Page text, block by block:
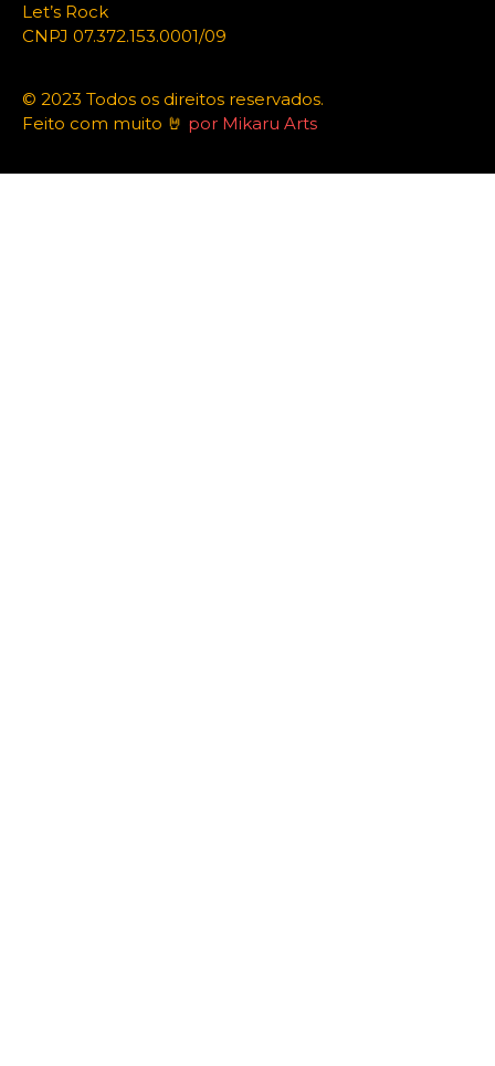
Let’s Rock
CNPJ 07.372.153.0001/09
© 2023 Todos os direitos reservados.
Feito com muito 🤘 por Mikaru Arts